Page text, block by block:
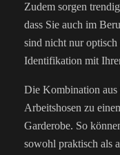
Zudem sorgen
dass Sie auch im
sind nicht nur optisch
Identifikation mit
Die Kombination
Arbeitshosen zu
Garderobe. So
sowohl praktisch als